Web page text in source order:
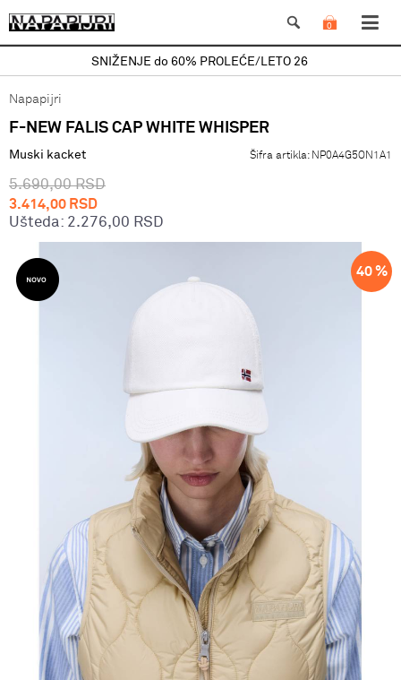
0
SNIŽENJE do 60% PROLEĆE/LETO 26
Napapijri
F-NEW FALIS CAP WHITE WHISPER
Muski kacket Šifra artikla: NP0A4G5ON1A1
5.690,00 RSD
3.414,00 RSD
Ušteda: 2.276,00 RSD
40 %